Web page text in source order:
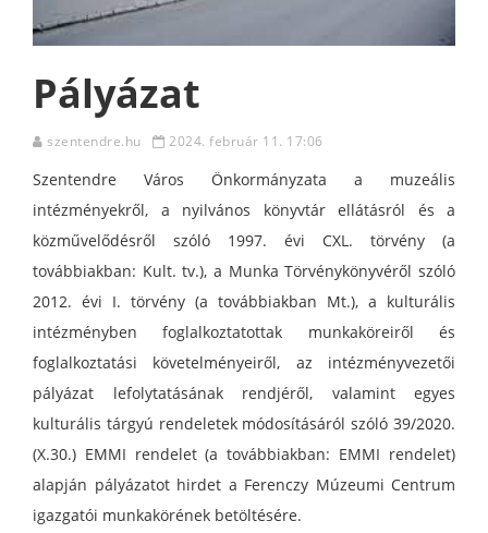
Pályázat
szentendre.hu 2024. február 11. 17:06
Szentendre Város Önkormányzata a muzeális
intézményekről, a nyilvános könyvtár ellátásról és a
közművelődésről szóló 1997. évi CXL. törvény (a
továbbiakban: Kult. tv.), a Munka Törvénykönyvéről szóló
2012. évi I. törvény (a továbbiakban Mt.), a kulturális
intézményben foglalkoztatottak munkaköreiről és
foglalkoztatási követelményeiről, az intézményvezetői
pályázat lefolytatásának rendjéről, valamint egyes
kulturális tárgyú rendeletek módosításáról szóló 39/2020.
(X.30.) EMMI rendelet (a továbbiakban: EMMI rendelet)
alapján pályázatot hirdet a Ferenczy Múzeumi Centrum
igazgatói munkakörének betöltésére.